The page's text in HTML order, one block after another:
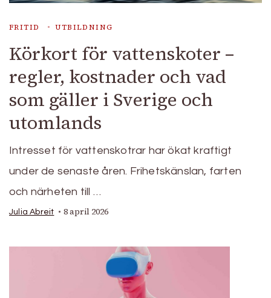
FRITID UTBILDNING
Körkort för vattenskoter –
regler, kostnader och vad
som gäller i Sverige och
utomlands
Intresset för vattenskotrar har ökat kraftigt
under de senaste åren. Frihetskänslan, farten
och närheten till …
Julia Abreit 8 april 2026